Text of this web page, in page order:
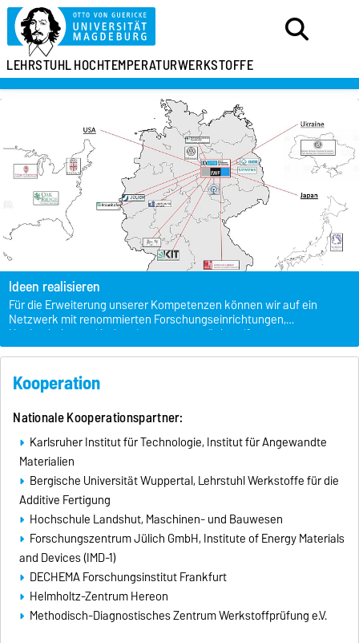
LEHRSTUHLHOCHTEMPERATURWERKSTOFFE
Ideen realisieren
Für die Erweiterung unserer Kompetenzen können wir auf ein
Netzwerk mit renommierten Forschungseinrichtungen,
Hochschulen und Industriepartnern zurückgreifen.
Kooperation
Nationale Kooperationspartner:
Karlsruher Institut für Technologie, Institut für Angewandte
Materialien
Bergische Universität Wuppertal, Lehrstuhl Werkstoffe für die
Additive Fertigung
Hochschule Landshut, Maschinen- und Bauwesen
Forschungszentrum Jülich GmbH, Institute of Energy Materials
and Devices (IMD-1)
DECHEMA Forschungsinstitut Frankfurt
Helmholtz-Zentrum Hereon
Methodisch-Diagnostisches Zentrum Werkstoffprüfung e.V.